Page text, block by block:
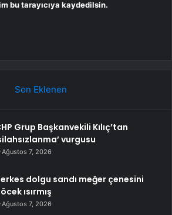
bu tarayıcıya kaydedilsin.
Son Eklenen
Grup Başkanvekili Kılıç’tan
vurgusu
Ağustos 7, 2026
dolgu sandı meğer çenesini
ısırmış
Ağustos 7, 2026